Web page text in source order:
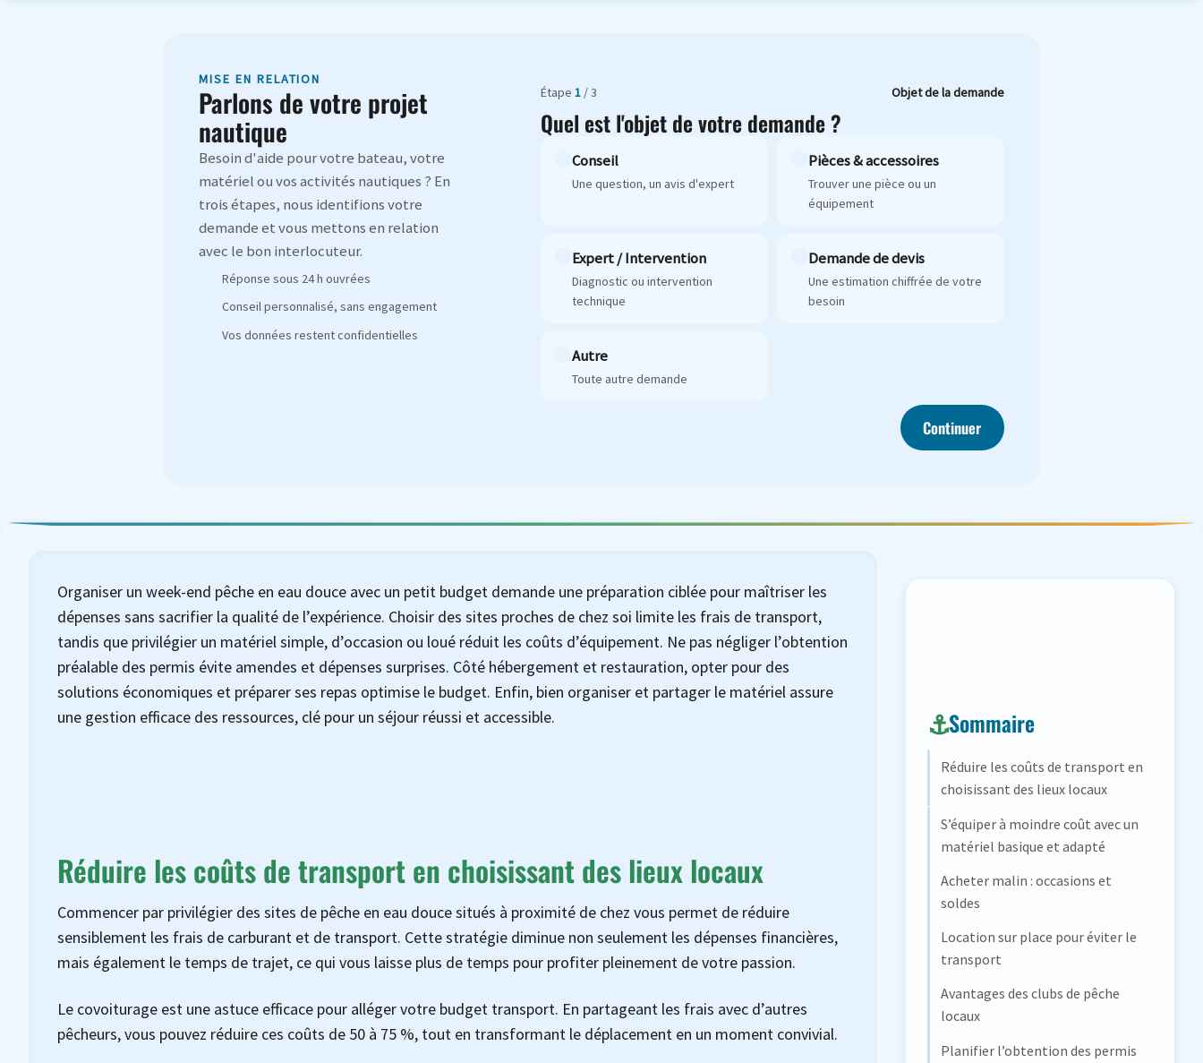
MISE EN RELATION
Parlons de votre projet
nautique
Besoin d'aide pour votre bateau, votre
matériel ou vos activités nautiques ? En
trois étapes, nous identifions votre
demande et vous mettons en relation
avec le bon interlocuteur.
Réponse sous 24 h ouvrées
Conseil personnalisé, sans engagement
Vos données restent confidentielles
Étape1 / 3 Objet de la demande
Quel est l'objet de votre demande ?
Conseil
Une question, un avis d'expert
Pièces & accessoires
Trouver une pièce ou un
équipement
Expert / Intervention
Diagnostic ou intervention
technique
Demande de devis
Une estimation chiffrée de votre
besoin
Autre
Toute autre demande
Continuer
Organiser un week-end pêche en eau douce avec un petit budget demande une préparation ciblée pour maîtriser les
dépenses sans sacrifier la qualité de l’expérience. Choisir des sites proches de chez soi limite les frais de transport,
tandis que privilégier un matériel simple, d’occasion ou loué réduit les coûts d’équipement. Ne pas négliger l’obtention
préalable des permis évite amendes et dépenses surprises. Côté hébergement et restauration, opter pour des
solutions économiques et préparer ses repas optimise le budget. Enfin, bien organiser et partager le matériel assure
une gestion efficace des ressources, clé pour un séjour réussi et accessible.
Réduire les coûts de transport en choisissant des lieux locaux
Commencer par privilégier des sites de pêche en eau douce situés à proximité de chez vous permet de réduire
sensiblement les frais de carburant et de transport. Cette stratégie diminue non seulement les dépenses financières,
mais également le temps de trajet, ce qui vous laisse plus de temps pour profiter pleinement de votre passion.
Le covoiturage est une astuce efficace pour alléger votre budget transport. En partageant les frais avec d’autres
pêcheurs, vous pouvez réduire ces coûts de 50 à 75 %, tout en transformant le déplacement en un moment convivial.
Sommaire
Réduire les coûts de transport en
choisissant des lieux locaux
S’équiper à moindre coût avec un
matériel basique et adapté
Acheter malin : occasions et
soldes
Location sur place pour éviter le
transport
Avantages des clubs de pêche
locaux
Planifier l’obtention des permis